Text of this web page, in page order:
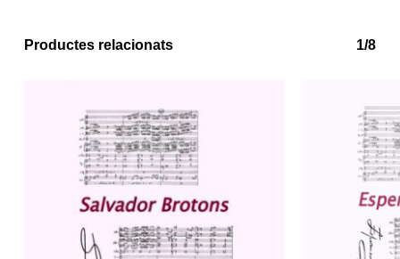
No hi ha productes a la cistella.
Productes relacionats 1/8